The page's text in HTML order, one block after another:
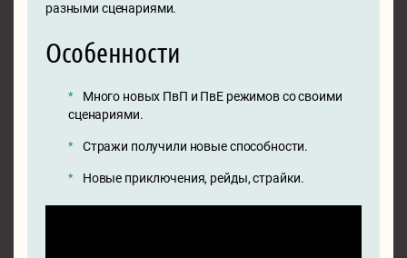
разными сценариями.
Особенности
Много новых ПвП и ПвЕ режимов со своими
сценариями.
Стражи получили новые способности.
Новые приключения, рейды, страйки.